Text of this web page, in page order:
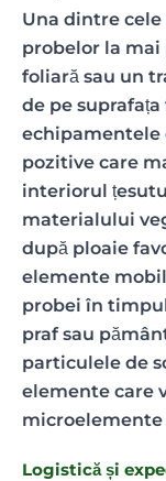
Una dintre
probelor la mai
foliară sau un
de pe
echipamentele
pozitive care
interiorul
materialului
după ploaie
elemente
probei în
praf sau
particulele de
elemente care
microelemente
Logistică și